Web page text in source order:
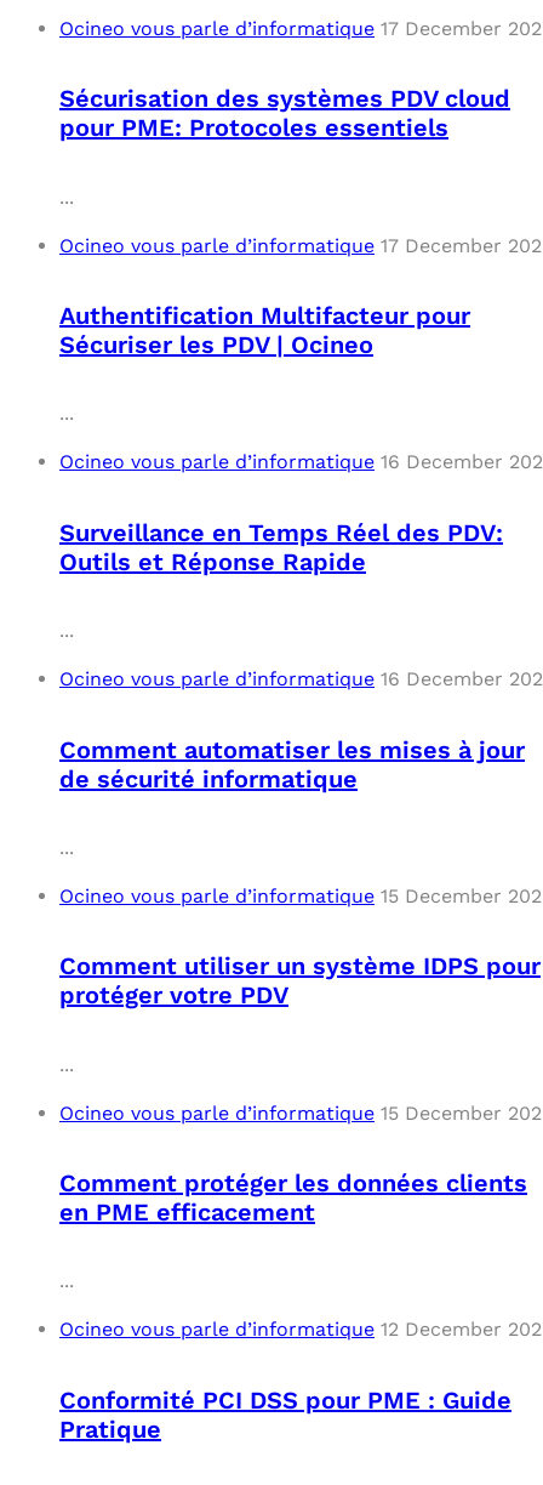
Ocineo vous parle d’informatique 17 December
Sécurisation des systèmes PDV cloud
pour PME: Protocoles essentiels
...
Ocineo vous parle d’informatique 17 December
Authentification Multifacteur pour
Sécuriser les PDV | Ocineo
...
Ocineo vous parle d’informatique 16 December
Surveillance en Temps Réel des PDV:
Outils et Réponse Rapide
...
Ocineo vous parle d’informatique 16 December
Comment automatiser les mises à jour
de sécurité informatique
...
Ocineo vous parle d’informatique 15 December
Comment utiliser un système IDPS pour
protéger votre PDV
...
Ocineo vous parle d’informatique 15 December
Comment protéger les données clients
en PME efficacement
...
Ocineo vous parle d’informatique 12 December
Conformité PCI DSS pour PME : Guide
Pratique